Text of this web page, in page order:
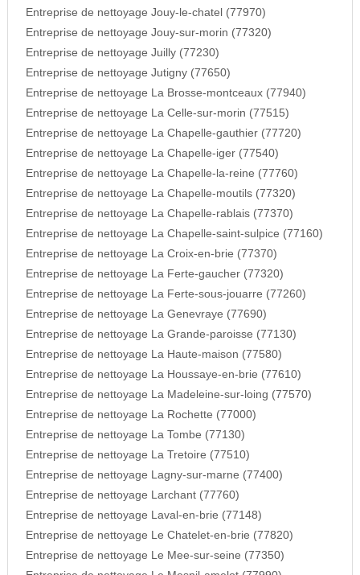
Entreprise de nettoyage Jouy-le-chatel (77970)
Entreprise de nettoyage Jouy-sur-morin (77320)
Entreprise de nettoyage Juilly (77230)
Entreprise de nettoyage Jutigny (77650)
Entreprise de nettoyage La Brosse-montceaux (77940)
Entreprise de nettoyage La Celle-sur-morin (77515)
Entreprise de nettoyage La Chapelle-gauthier (77720)
Entreprise de nettoyage La Chapelle-iger (77540)
Entreprise de nettoyage La Chapelle-la-reine (77760)
Entreprise de nettoyage La Chapelle-moutils (77320)
Entreprise de nettoyage La Chapelle-rablais (77370)
Entreprise de nettoyage La Chapelle-saint-sulpice (77160)
Entreprise de nettoyage La Croix-en-brie (77370)
Entreprise de nettoyage La Ferte-gaucher (77320)
Entreprise de nettoyage La Ferte-sous-jouarre (77260)
Entreprise de nettoyage La Genevraye (77690)
Entreprise de nettoyage La Grande-paroisse (77130)
Entreprise de nettoyage La Haute-maison (77580)
Entreprise de nettoyage La Houssaye-en-brie (77610)
Entreprise de nettoyage La Madeleine-sur-loing (77570)
Entreprise de nettoyage La Rochette (77000)
Entreprise de nettoyage La Tombe (77130)
Entreprise de nettoyage La Tretoire (77510)
Entreprise de nettoyage Lagny-sur-marne (77400)
Entreprise de nettoyage Larchant (77760)
Entreprise de nettoyage Laval-en-brie (77148)
Entreprise de nettoyage Le Chatelet-en-brie (77820)
Entreprise de nettoyage Le Mee-sur-seine (77350)